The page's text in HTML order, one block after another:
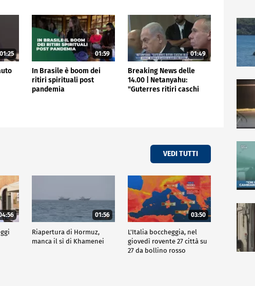
01:25 01:59
In Brasile è boom dei
ritiri spirituali post
pandemia
01:49
Breaking News delle
14.00 | Netanyahu:
"Guterres ritiri caschi
VEDI TUTTI
01:56
Riapertura di Hormuz,
manca il sì di Khamenei
03:50
L'Italia boccheggia, nel
giovedì rovente 27 città su
27 da bollino rosso